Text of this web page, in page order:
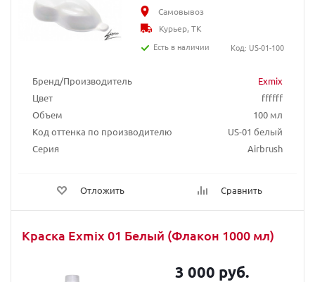
Бренд/Производитель
Exmix
Цвет
ffffff
Объем
100 мл
Код оттенка по производителю
US-01 белый
Серия
Airbrush
Отложить Сравнить
Самовывоз
Курьер, ТК
Есть в наличии
Код: US-01-100
Краска Exmix 01 Белый (Флакон 1000 мл)
3 000 руб.